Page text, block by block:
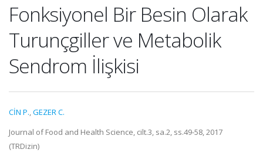
Fonksiyonel Bir Besin Olarak
Turunçgiller ve Metabolik
Sendrom İlişkisi
CİN P.,GEZER C.
Journal of Food and Health Science, cilt.3, sa.2, ss.49-58, 2017
(TRDizin)